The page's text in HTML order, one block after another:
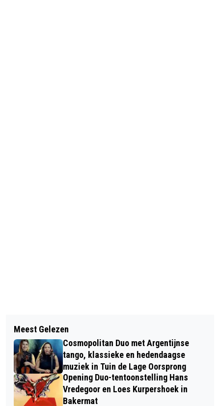
GELDERSE NATUURFOTOWEDSTRIJD
ZOEKT MOOISTE NATUURFOTO
EXCURSIE: HOE WOLVEN EN SCHAPEN
NAAST ELKAAR LEVEN OP DE MIDDEN
VELUWE
Meest Gelezen
Cosmopolitan Duo met Argentijnse
tango, klassieke en hedendaagse
muziek in Tuin de Lage Oorsprong
Opening Duo-tentoonstelling Hans
Vredegoor en Loes Kurpershoek in
Bakermat